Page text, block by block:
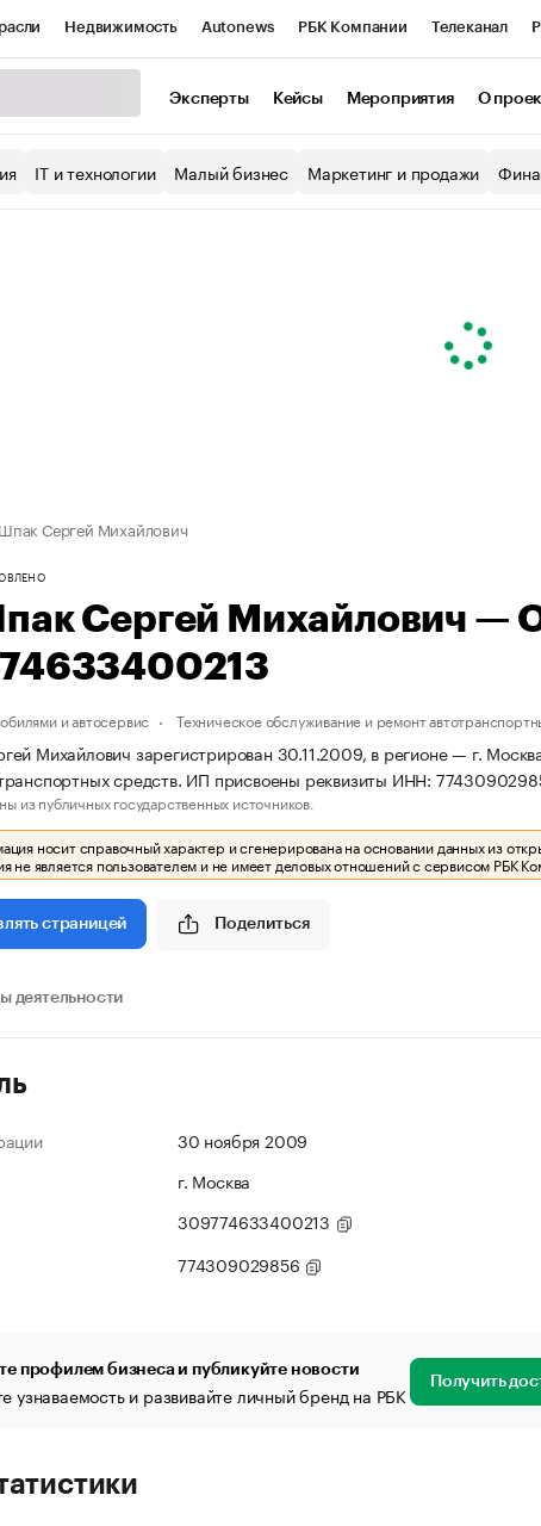
Недвижимость Autonews РБК Компании Телеканал
Экономика Бизнес
Эксперты Кейсы Мероприятия О
IT и технологии Малый бизнес Маркетинг и продажи
Сергей Михайлович
Сергей Михайлович —
и автосервис Техническое обслуживание и ремонт
Михайлович зарегистрирован 30.11.2009, в регионе — г.
средств. ИП присвоены реквизиты ИНН:
из публичных государственных источников.
носит справочный характер и сгенерирована на основании данных из
не является пользователем и не имеет деловых отношений с сервисом РБК
страницей Поделиться
деятельности
30 ноября 2009
г. Москва
309774633400213
774309029856
профилем бизнеса и публикуйте новости
узнаваемость и развивайте личный бренд на РБК Получить